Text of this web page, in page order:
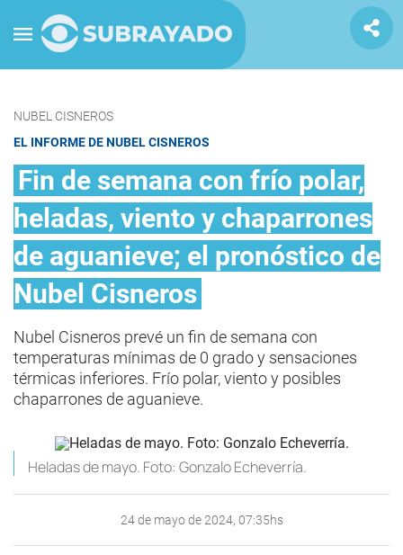
NUBEL CISNEROS
EL INFORME DE NUBEL CISNEROS
Fin de semana con frío polar,
heladas, viento y chaparrones
de aguanieve; el pronóstico de
Nubel Cisneros
Nubel Cisneros prevé un fin de semana con
temperaturas mínimas de 0 grado y sensaciones
térmicas inferiores. Frío polar, viento y posibles
chaparrones de aguanieve.
Heladas de mayo. Foto: Gonzalo Echeverría.
24 de mayo de 2024, 07:35hs